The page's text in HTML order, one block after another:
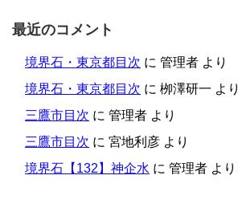
最近のコメント
境界石・東京都目次 に 管理者 より
境界石・東京都目次 に 栁澤研一 より
三鷹市目次 に 管理者 より
三鷹市目次 に 宮地利彦 より
境界石【132】神企水 に 管理者 より